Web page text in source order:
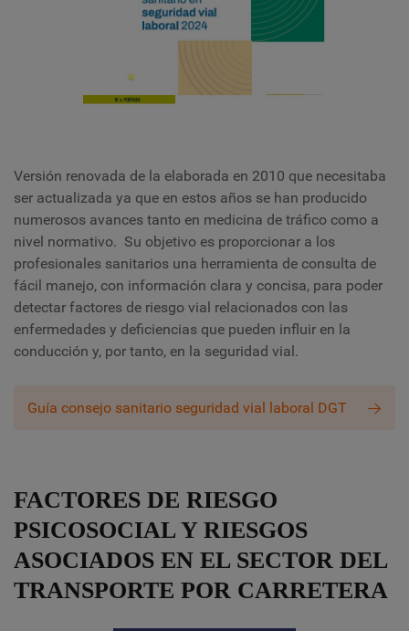
Versión renovada de la elaborada en 2010 que necesitaba
ser actualizada ya que en estos años se han producido
numerosos avances tanto en medicina de tráfico como a
nivel normativo. Su objetivo es proporcionar a los
profesionales sanitarios una herramienta de consulta de
fácil manejo, con información clara y concisa, para poder
detectar factores de riesgo vial relacionados con las
enfermedades y deficiencias que pueden influir en la
conducción y, por tanto, en la seguridad vial.
Guía consejo sanitario seguridad vial laboral DGT
FACTORES DE RIESGO
PSICOSOCIAL Y RIESGOS
ASOCIADOS EN EL SECTOR DEL
TRANSPORTE POR CARRETERA